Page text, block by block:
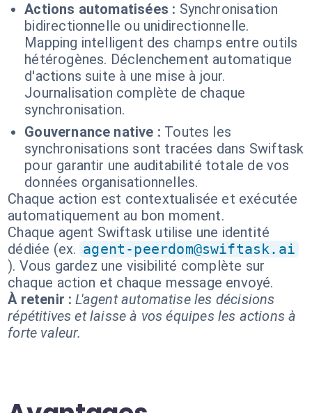
Actions automatisées : Synchronisation
bidirectionnelle ou unidirectionnelle.
Mapping intelligent des champs entre outils
hétérogènes. Déclenchement automatique
d'actions suite à une mise à jour.
Journalisation complète de chaque
synchronisation.
Gouvernance native : Toutes les
synchronisations sont tracées dans Swiftask
pour garantir une auditabilité totale de vos
données organisationnelles.
Chaque action est contextualisée et exécutée
automatiquement au bon moment.
Chaque agent Swiftask utilise une identité
dédiée (ex. agent-peerdom@swiftask.ai
). Vous gardez une visibilité complète sur
chaque action et chaque message envoyé.
À retenir : L'agent automatise les décisions
répétitives et laisse à vos équipes les actions à
forte valeur.